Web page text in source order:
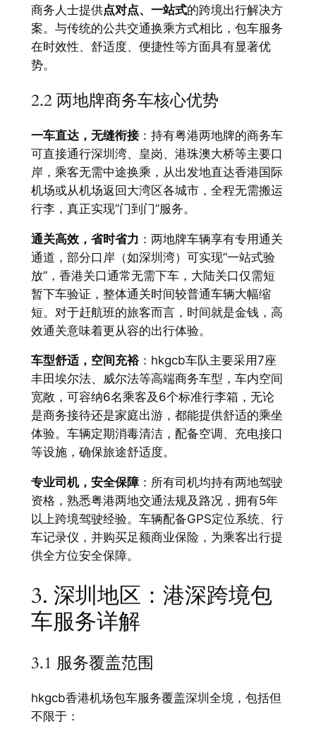
商务人士提供点对点、一站式的跨境出行解决方
案。与传统的公共交通换乘方式相比，包车服务
在时效性、舒适度、便捷性等方面具有显著优
势。
2.2 两地牌商务车核心优势
一车直达，无缝衔接：持有粤港两地牌的商务车
可直接通行深圳湾、皇岗、港珠澳大桥等主要口
岸，乘客无需中途换乘，从出发地直达香港国际
机场或从机场返回大湾区各城市，全程无需搬运
行李，真正实现”门到门”服务。
通关高效，省时省力 ：两地牌车辆享有专用通关
通道，部分口岸（如深圳湾）可实现”一站式验
放”，香港关口通常无需下车，大陆关口仅需短
暂下车验证，整体通关时间较普通车辆大幅缩
短。对于赶航班的旅客而言，时间就是金钱，高
效通关意味着更从容的出行体验。
车型舒适，空间充裕：hkgcb车队主要采用7座
丰田埃尔法、威尔法等高端商务车型，车内空间
宽敞，可容纳6名乘客及6个标准行李箱，无论
是商务接待还是家庭出游，都能提供舒适的乘坐
体验。车辆定期消毒清洁，配备空调、充电接口
等设施，确保旅途舒适度。
专业司机，安全保障：所有司机均持有两地驾驶
资格，熟悉粤港两地交通法规及路况，拥有5年
以上跨境驾驶经验。车辆配备GPS定位系统、行
车记录仪，并购买足额商业保险，为乘客出行提
供全方位安全保障。
3. 深圳地区：港深跨境包
车服务详解
3.1 服务覆盖范围
hkgcb香港机场包车服务覆盖深圳全境，包括但
不限于：